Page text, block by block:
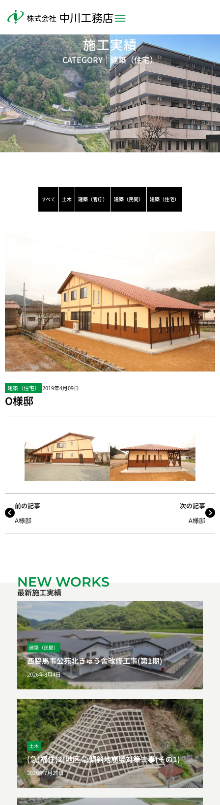
施工実績
CATEGORY｜建築（住宅）
すべて 土木 建築（官庁） 建築（民間） 建築（住宅）
建築（住宅） 2019年4月09日
O様邸
前の記事
A様邸
次の記事
A様邸
NEW WORKS
最新施工実績
建築（民間）
西脇馬事公苑北きゅう舎改修工事(第1期)
2026年8月4日
土木
(急)福住(2)地区 急傾斜地崩壊対策工事(その1)
2026年7月29日